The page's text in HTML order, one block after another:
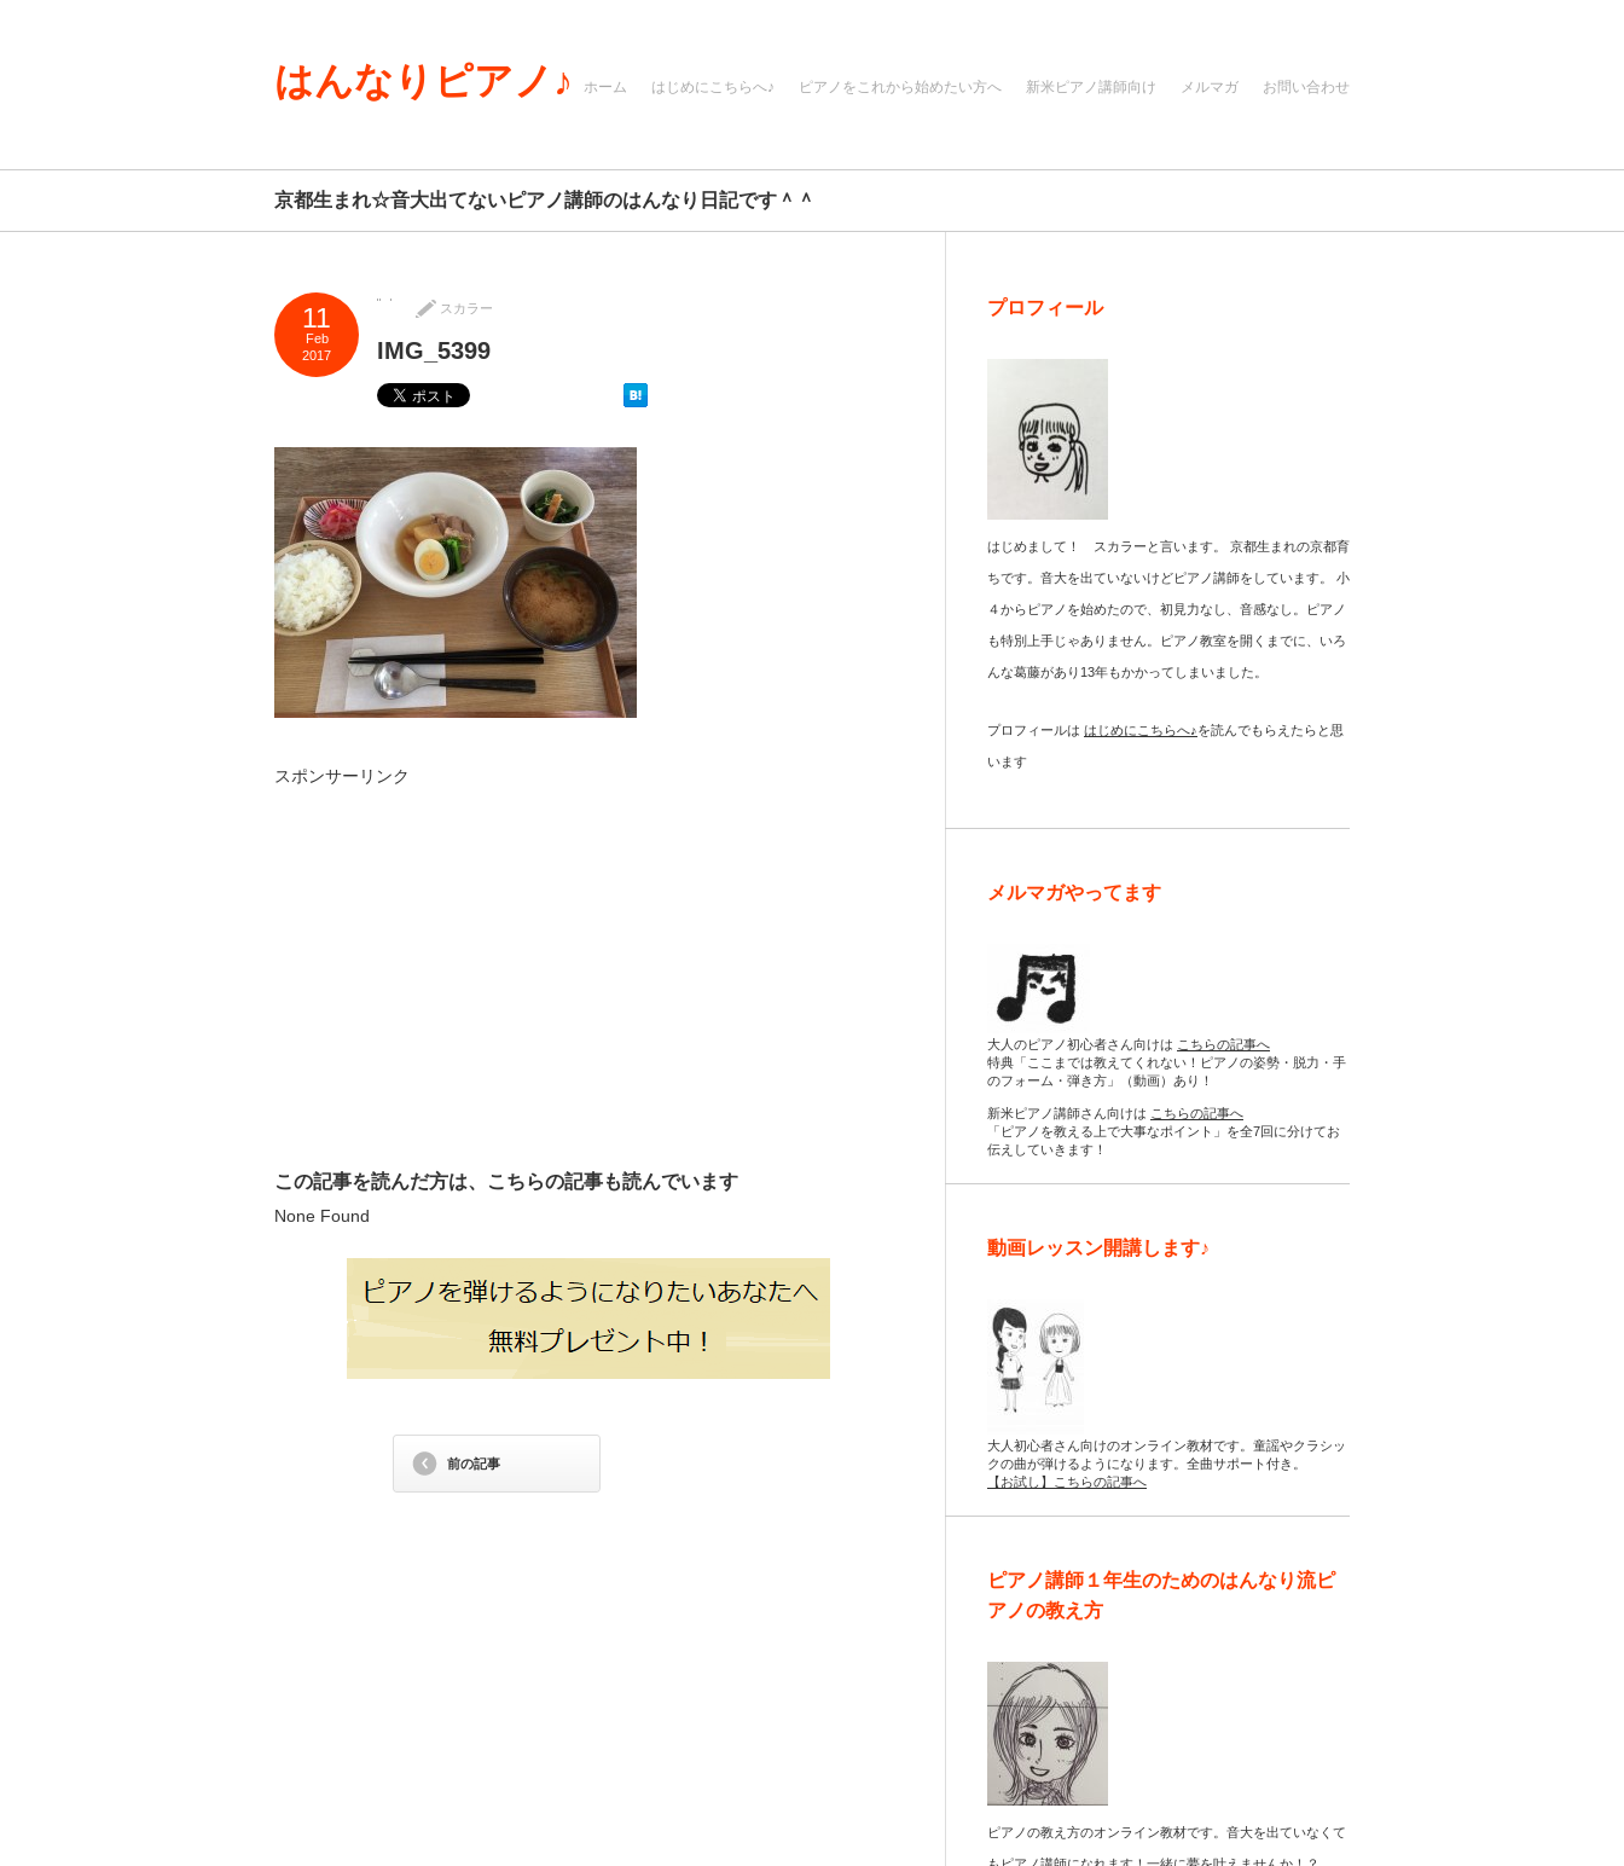
はんなりピアノ♪ ホーム はじめにこちらへ♪ ピアノをこれから始めたい方へ 新米ピアノ講師向け メルマガ お問い合わせ
京都生まれ☆音大出てないピアノ講師のはんなり日記です＾＾
11
Feb
2017
スカラー
IMG_5399
スポンサーリンク
この記事を読んだ方は、こちらの記事も読んでいます
None Found
前の記事
プロフィール
はじめまして！ スカラーと言います。 京都生まれの京都育
ちです。音大を出ていないけどピアノ講師をしています。 小
４からピアノを始めたので、初見力なし、音感なし。ピアノ
も特別上手じゃありません。ピアノ教室を開くまでに、いろ
んな葛藤があり13年もかかってしまいました。
プロフィールは はじめにこちらへ♪を読んでもらえたらと思
います
メルマガやってます
大人のピアノ初心者さん向けは こちらの記事へ
特典「ここまでは教えてくれない！ピアノの姿勢・脱力・手
のフォーム・弾き方」（動画）あり！
新米ピアノ講師さん向けは こちらの記事へ
「ピアノを教える上で大事なポイント」を全7回に分けてお
伝えしていきます！
動画レッスン開講します♪
大人初心者さん向けのオンライン教材です。童謡やクラシッ
クの曲が弾けるようになります。全曲サポート付き。
【お試し】こちらの記事へ
ピアノ講師１年生のためのはんなり流ピ
アノの教え方
ピアノの教え方のオンライン教材です。音大を出ていなくて